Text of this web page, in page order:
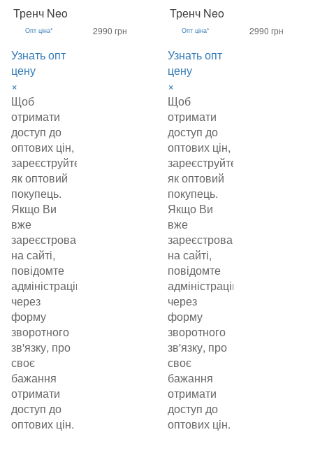
Тренч Neo
Опт ціна*
Узнать опт
цену
×
Щоб
отримати
доступ до
оптових цін,
зареєструйтеся
як оптовий
покупець.
Якщо Ви
вже
зареєстровані
на сайті,
повідомте
адміністрацію
через
форму
зворотного
зв'язку, про
своє
бажання
отримати
доступ до
оптових цін.
2990 грн
Тренч Neo
Опт ціна*
Узнать опт
цену
×
Щоб
отримати
доступ до
оптових цін,
зареєструйтеся
як оптовий
покупець.
Якщо Ви
вже
зареєстровані
на сайті,
повідомте
адміністрацію
через
форму
зворотного
зв'язку, про
своє
бажання
отримати
доступ до
оптових цін.
2990 грн